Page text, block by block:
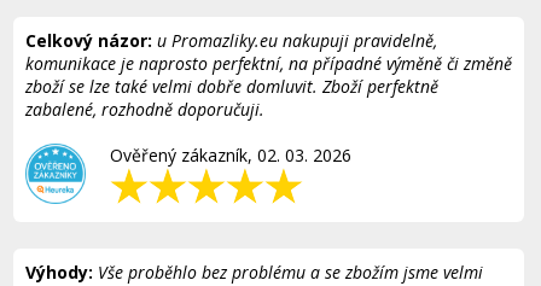
Celkový názor: u Promazliky.eu nakupuji pravidelně,
komunikace je naprosto perfektní, na případné výměně či změně
zboží se lze také velmi dobře domluvit. Zboží perfektně
zabalené, rozhodně doporučuji.
Ověřený zákazník, 02. 03. 2026
Výhody: Vše proběhlo bez problému a se zbožím jsme velmi